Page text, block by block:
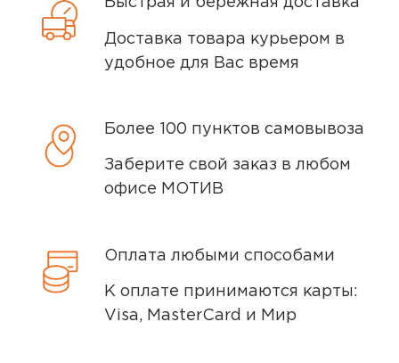
Плюсы
Работает хорошо Служит долго
Доставка товара курьером в
удобное для Вас время
Более 100 пунктов самовывоза
Заберите свой заказ в любом
офисе МОТИВ
Оплата любыми способами
К оплате принимаются карты:
Visa, MasterCard и Мир